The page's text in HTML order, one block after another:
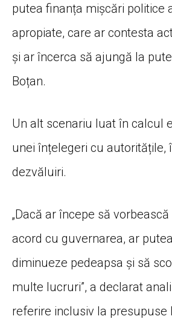
putea finanța mișcări politice
apropiate, care ar contesta
și ar încerca să ajungă la
Boțan.
Un alt scenariu luat în calcul
unei înțelegeri cu autoritățile,
dezvăluiri.
„Dacă ar începe să
acord cu guvernarea, ar
diminueze pedeapsa și să
multe lucruri”, a declarat
referire inclusiv la presupuse